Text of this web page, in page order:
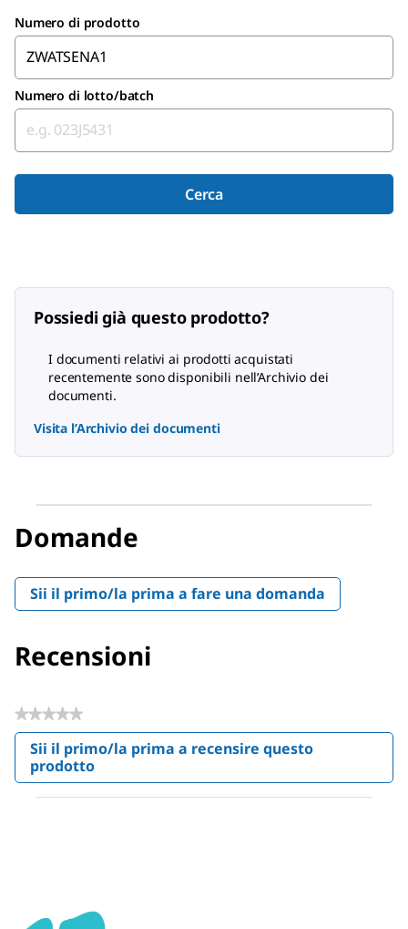
Numero di prodotto
Numero di lotto/batch
Cerca
Possiedi già questo prodotto?
I documenti relativi ai prodotti acquistati
recentemente sono disponibili nell’Archivio dei
documenti.
Visita l’Archivio dei documenti
Domande
Sii il primo/la prima a fare una domanda
Recensioni
★★★★★
Nessuna
valutazione
Sii il primo/la prima a recensire questo
prodotto
Questa
azione